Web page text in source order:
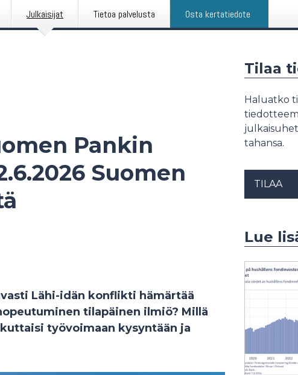
Julkaisijat Tietoa palvelusta Osta kertatiedote
Pankin
Suomen
Lähi-idän konflikti hämärtää
tilapäinen ilmiö? Millä
työvoimaan kysyntään ja
Tilaa
Haluatko
tahansa.
TILAA
Lue